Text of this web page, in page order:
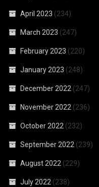
April 2023 (234)
March 2023 (247)
February 2023 (220)
January 2023 (248)
December 2022 (247)
November 2022 (236)
October 2022 (232)
September 2022 (239)
August 2022 (229)
July 2022 (238)